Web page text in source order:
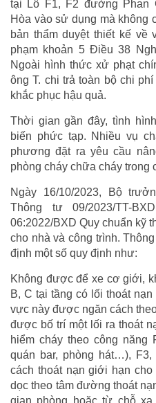
tại Lô F1, F2 đường Phan
Hòa vào sử dụng mà không
bản thẩm duyệt thiết kế về
phạm khoản 5 Điều 38
Ngoài hình thức xử phạt
ông T. chi trả toàn bộ chi
khắc phục hậu quả.
Thời gian gần đây, tình
biến phức tạp. Nhiều vụ
phương đặt ra yêu cầu
phòng cháy chữa cháy trong
Ngày 16/10/2023, Bộ
Thông tư 09/2023/TT-
06:2022/BXD Quy chuẩn kỹ
cho nhà và công trình.
định một số quy định như:
Không được để xe cơ giới,
B, C tại tầng có lối thoát
vực này được ngăn cách
được bố trí một lối ra thoát
hiểm cháy theo công năng
quán bar, phòng hát…), F3,
cách thoát nạn giới hạn
dọc theo tâm đường thoát
gian phòng hoặc từ chỗ